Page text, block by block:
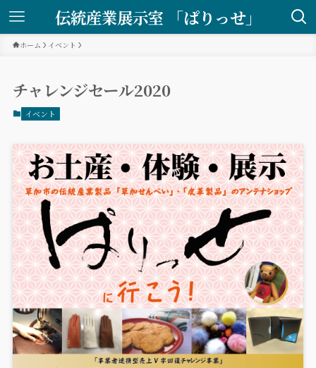
伝統産業展示室 「ぱりっせ」
ホーム イベント
チャレンジセール2020
イベント